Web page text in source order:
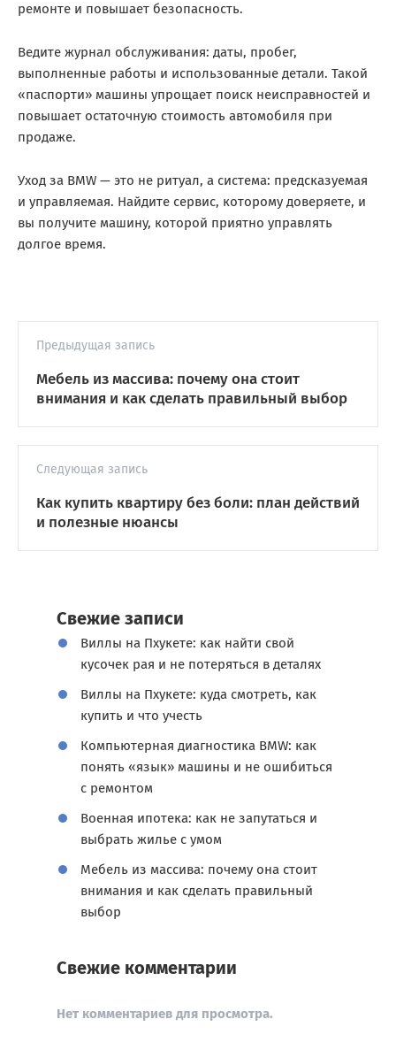
ремонте и повышает безопасность.
Ведите журнал обслуживания: даты, пробег,
выполненные работы и использованные детали. Такой
«паспорти» машины упрощает поиск неисправностей и
повышает остаточную стоимость автомобиля при
продаже.
Уход за BMW — это не ритуал, а система: предсказуемая
и управляемая. Найдите сервис, которому доверяете, и
вы получите машину, которой приятно управлять
долгое время.
Предыдущая запись
Мебель из массива: почему она стоит
внимания и как сделать правильный выбор
Следующая запись
Как купить квартиру без боли: план действий
и полезные нюансы
Свежие записи
Виллы на Пхукете: как найти свой
кусочек рая и не потеряться в деталях
Виллы на Пхукете: куда смотреть, как
купить и что учесть
Компьютерная диагностика BMW: как
понять «язык» машины и не ошибиться
с ремонтом
Военная ипотека: как не запутаться и
выбрать жилье с умом
Мебель из массива: почему она стоит
внимания и как сделать правильный
выбор
Свежие комментарии
Нет комментариев для просмотра.